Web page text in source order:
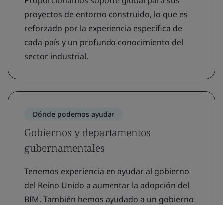
proyectos de entorno construido, lo que es
reforzado por la experiencia específica de
cada país y un profundo conocimiento del
sector industrial.
Dónde podemos ayudar
Gobiernos y departamentos
gubernamentales
Tenemos experiencia en ayudar al gobierno
del Reino Unido a aumentar la adopción del
BIM. También hemos ayudado a un gobierno